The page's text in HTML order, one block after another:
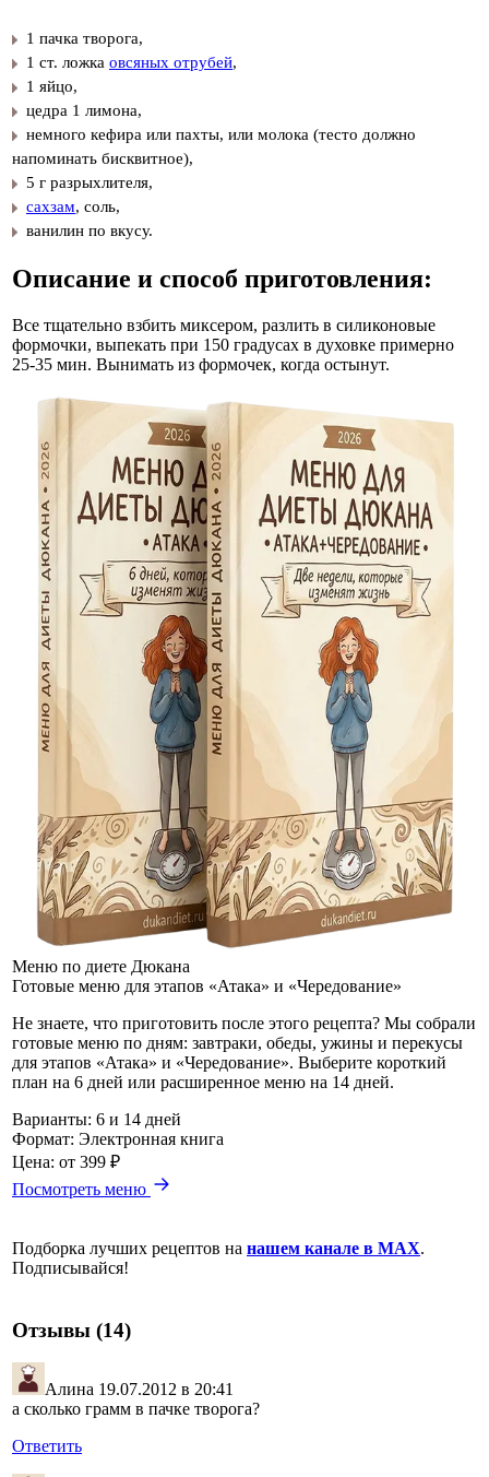
1 пачка творога,
1 ст. ложка овсяных отрубей,
1 яйцо,
цедра 1 лимона,
немного кефира или пахты, или молока (тесто должно
напоминать бисквитное),
5 г разрыхлителя,
сахзам, соль,
ванилин по вкусу.
Описание и способ приготовления:
Все тщательно взбить миксером, разлить в силиконовые
формочки, выпекать при 150 градусах в духовке примерно
25-35 мин. Вынимать из формочек, когда остынут.
Меню по диете Дюкана
Готовые меню для этапов «Атака» и «Чередование»
Не знаете, что приготовить после этого рецепта? Мы собрали
готовые меню по дням: завтраки, обеды, ужины и перекусы
для этапов «Атака» и «Чередование». Выберите короткий
план на 6 дней или расширенное меню на 14 дней.
Варианты: 6 и 14 дней
Формат: Электронная книга
Цена: от 399 ₽
Посмотреть меню
Подборка лучших рецептов на нашем канале в MAX.
Подписывайся!
Отзывы (14)
Алина 19.07.2012 в 20:41
а сколько грамм в пачке творога?
Ответить